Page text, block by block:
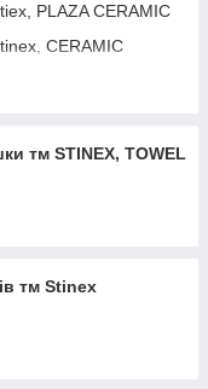
PLAZA CERAMIC
CERAMIC
COMBIE
тм STINEX, TOWEL
тм Stinex